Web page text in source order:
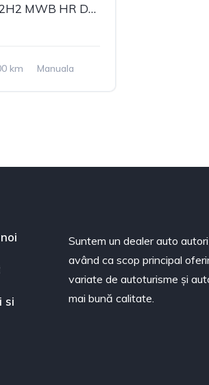
Ford Transit L2H2 MWB HR DSL 2018
km
Manuala
si
Suntem un dealer auto
având ca scop principal
variate de autoturisme și
mai bună calitate.